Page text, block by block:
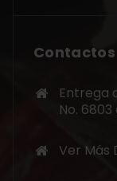
Contactos
Entrega
No.
Ver Más